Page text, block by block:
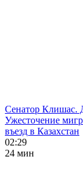
Сенатор Клишас.
Ужесточение
въезд в Казахстан
02:29
24 мин